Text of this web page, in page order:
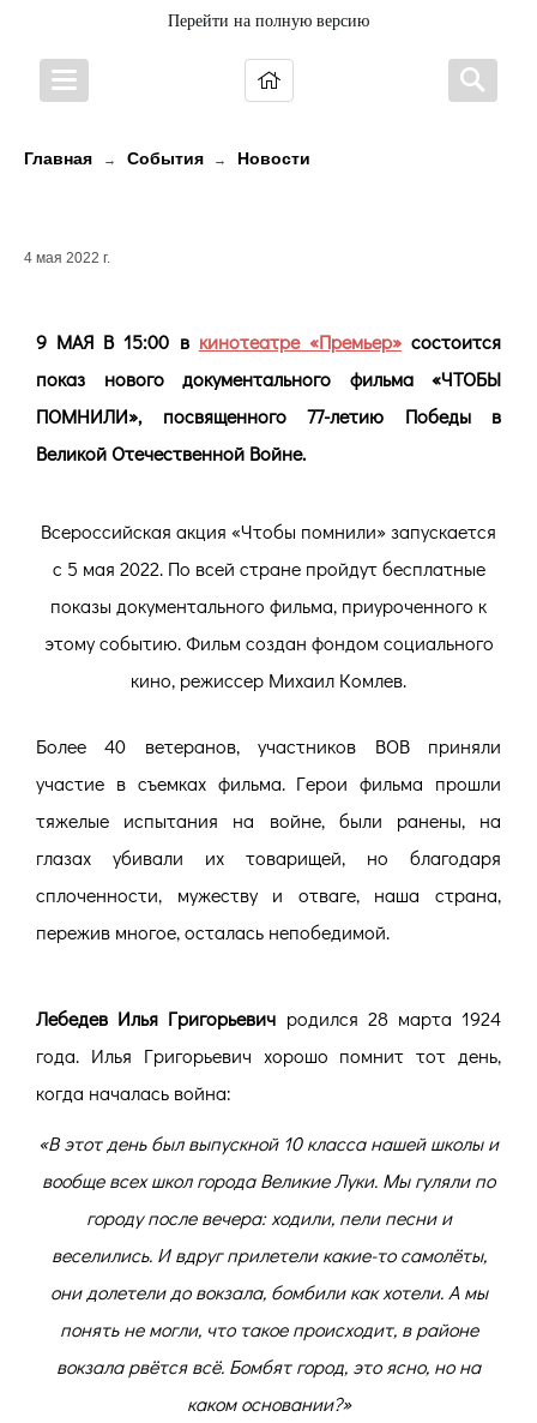
Перейти на полную версию
Главная → События → Новости
4 мая 2022 г.
9 МАЯ В 15:00 в кинотеатре «Премьер»состоится
показ нового документального фильма «ЧТОБЫ
ПОМНИЛИ», посвященного 77-летию Победы в
Великой Отечественной Войне.
Всероссийская акция «Чтобы помнили» запускается
с 5 мая 2022. По всей стране пройдут бесплатные
показы документального фильма, приуроченного к
этому событию. Фильм создан фондом социального
кино, режиссер Михаил Комлев.
Более 40 ветеранов, участников ВОВ приняли
участие в съемках фильма. Герои фильма прошли
тяжелые испытания на войне, были ранены, на
глазах убивали их товарищей, но благодаря
сплоченности, мужеству и отваге, наша страна,
пережив многое, осталась непобедимой.
Лебедев Илья Григорьевич родился 28 марта 1924
года. Илья Григорьевич хорошо помнит тот день,
когда началась война:
«В этот день был выпускной 10 класса нашей школы и
вообще всех школ города Великие Луки. Мы гуляли по
городу после вечера: ходили, пели песни и
веселились. И вдруг прилетели какие-то самолёты,
они долетели до вокзала, бомбили как хотели. А мы
понять не могли, что такое происходит, в районе
вокзала рвётся всё. Бомбят город, это ясно, но на
каком основании?»